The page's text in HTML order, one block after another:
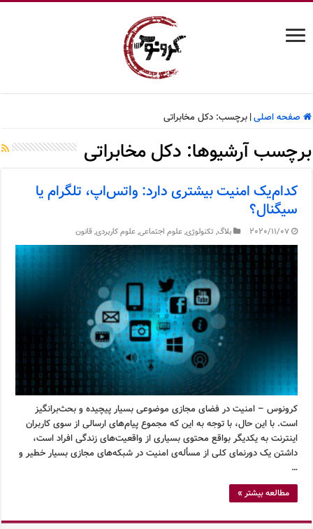
صفحه اصلی| برچسب:دکل مخابراتی
برچسب آرشیوها: دکل مخابراتی
کدام‌یک امنیت بیشتری دارد: واتس‌اپ، تلگرام یا
سیگنال؟
2020/11/07 بلاگ, تکنولوژی,علوم اجتماعی,علوم کاربردی,قانون
کرونوس – امنیت در فضای مجازی موضوعی بسیار پیچیده و بحث‌برانگیز
است. با این حال، با توجه به این که مجموع پیام‌های ارسالی از سوی کاربران
اینترنت به یکدیگر بواقع محتوی بسیاری از واقعیت‌های زندگی افراد است،
داشتن یک دورنمای کلی از مسأله‌ی امنیت در شبکه‌های مجازی بسیار خطیر و
…
مطالعه بیشتر »